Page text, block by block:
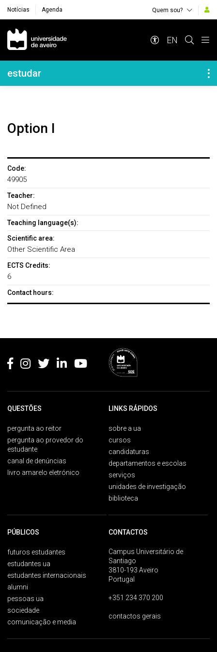
Notícias Agenda Quem sou?
Navegação Principal
EN
Navegação Lateral
estudar
Option I
Code:
49905
Teacher:
Not Defined
Teaching language(s):
Scientific area:
Other Scientific Area
ECTS Credits:
6
Contact hours:
QUESTÕES
pergunta ao reitor
pergunta ao provedor do
estudante
canal de denúncias
livro amarelo eletrónico
LINKS RÁPIDOS
sobre a ua
cursos
candidaturas
departamentos e escolas
serviços
unidades de investigação
biblioteca
PÚBLICOS
futuros estudantes
estudantes ua
estudantes internacionais
alumni
pessoas ua
sociedade
comunicação e media
CONTACTOS
Campus Universitário de
Santiago
3810-193 Aveiro
Portugal
+351 234 370 200
contactos gerais